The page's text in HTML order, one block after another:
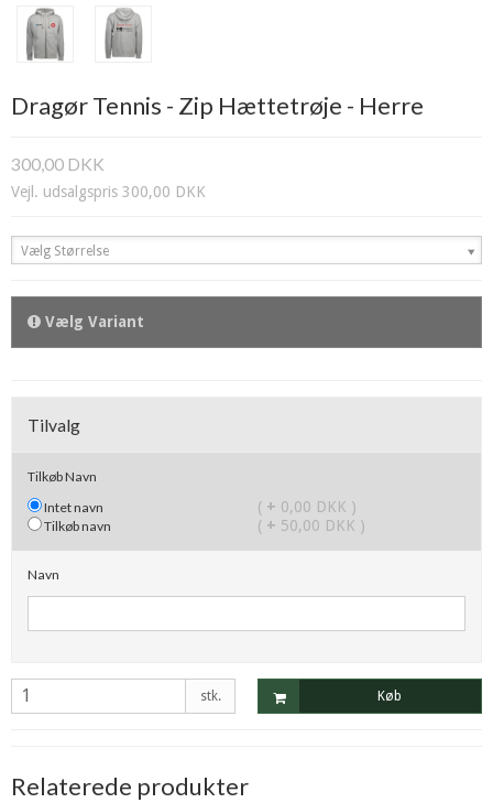
Dragør Tennis - Zip Hættetrøje - Herre
300,00 DKK
Vejl. udsalgspris 300,00 DKK
Vælg Størrelse
Vælg Variant
Tilvalg
Tilkøb Navn
Intet navn
( + 0,00 DKK )
Tilkøb navn ( + 50,00 DKK )
Navn
stk. Køb
Relaterede produkter